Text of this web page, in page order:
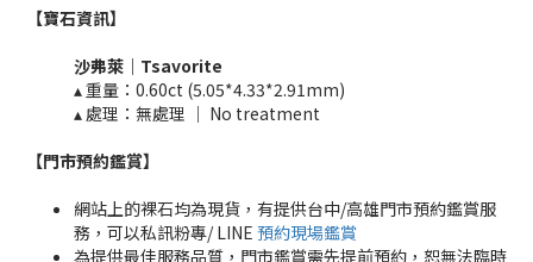
【寶石資訊】
沙弗萊｜Tsavorite
▴ 重量：0.60ct (5.05*4.33*2.91mm)
▴ 處理：無處理 ｜ No treatment​​
【門市預約鑑賞】
網站上的裸石均為現貨，有提供台中/高雄門市預約鑑賞服
務，可以私訊粉專/ LINE 預約現場鑑賞
為提供最佳服務品質，門市鑑賞需先提前預約，恕無法臨時